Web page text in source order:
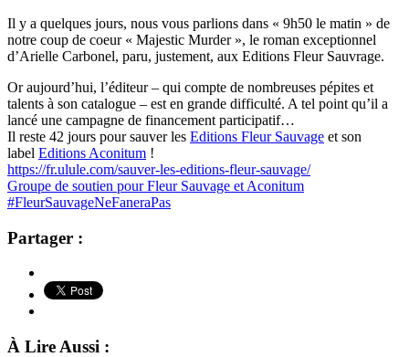
Il y a quelques jours, nous vous parlions dans « 9h50 le matin » de
notre coup de coeur « Majestic Murder », le roman exceptionnel
d’Arielle Carbonel, paru, justement, aux Editions Fleur Sauvrage.
Or aujourd’hui, l’éditeur – qui compte de nombreuses pépites et
talents à son catalogue – est en grande difficulté. A tel point qu’il a
lancé une campagne de financement participatif…
Il reste 42 jours pour sauver les Editions Fleur Sauvage et son
label Editions Aconitum !
https://fr.ulule.com/sauver-les-editions-fleur-sauvage/
Groupe de soutien pour Fleur Sauvage et Aconitum
#FleurSauvageNeFaneraPas
Partager :
À Lire Aussi :